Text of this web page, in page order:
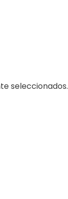
seleccionados.